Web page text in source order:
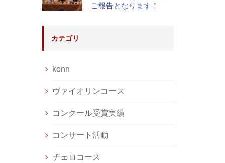
ご報告となります！
カテゴリ
konn
ヴァイオリンコース
コンクール受賞実績
コンサート活動
チェロコース